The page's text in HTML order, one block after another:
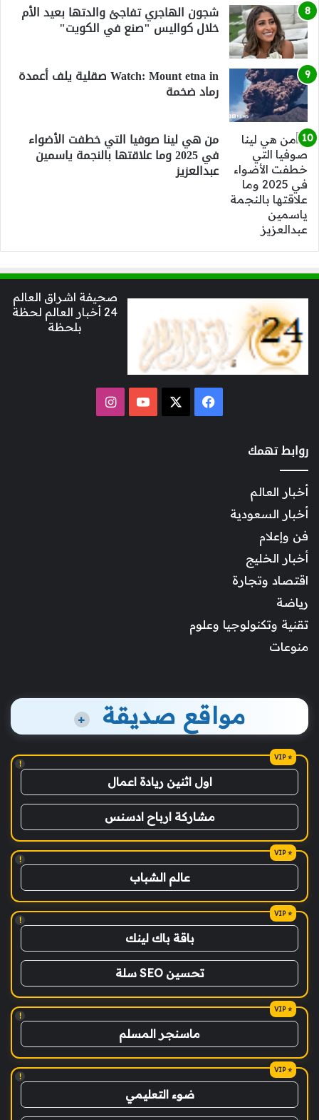
شجون الهاجري تفاجئ والدتها بعيد الأم
خلال كواليس "صنع في الكويت"
Watch: Mount etna in صقلية يلف أعمدة
رماد ضخمة
من هي لينا صوفيا التي خطفت الأضواء
في 2025 وما علاقتها بالنجمة ياسمين
عبدالعزيز
صحيفة اشراق العالم
24 أخبار العالم لحظة
بلحظة
فيسبوك ‫YouTubeانستقرام
روابط تهمك
أخبار العالم
أخبار السعودية
فن وإعلام
أخبار الخليج
اقتصاد وتجارة
رياضة
تقنية وتكنولوجيا وعلوم
منوعات
مواقع صديقة +
!
اول اثنين ريادة اعمال
مشاركة ارباح ادسنس
!
عالم الشباب
!
باقة باك لينك
تحسين SEO سلة
!
ماسنجر المسلم
!
ضوء التعليمي